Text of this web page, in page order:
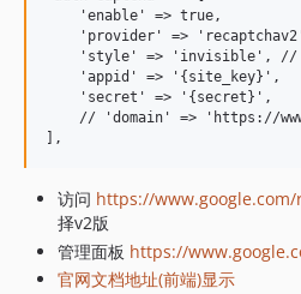
    'enable' => true,
'provider' =>
'style' => 'invisible', //
    'appid' => '{site_key}',
    'secret' => '{secret}',
// 'domain' => 'https://
访问 https://
择v2版
管理面板 https://
官网文档地址(前端)显示